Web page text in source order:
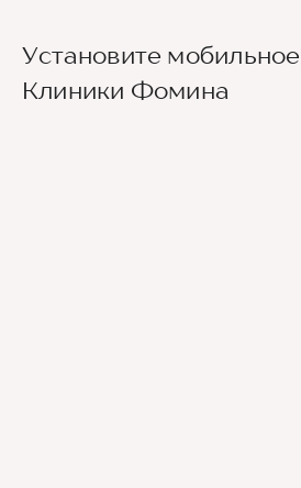
Установите
Клиники Фомина